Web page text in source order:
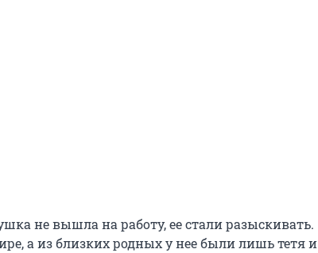
не вышла на работу, ее стали разыскивать.
а из близких родных у нее были лишь тетя и